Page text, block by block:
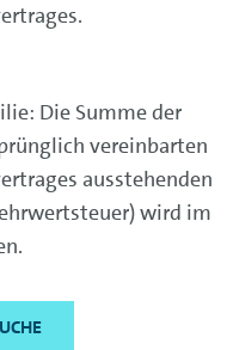
Die Summe der
vereinbarten
ausstehenden
wird im